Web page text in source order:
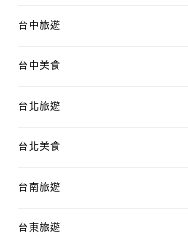
台中旅遊
台中美食
台北旅遊
台北美食
台南旅遊
台東旅遊